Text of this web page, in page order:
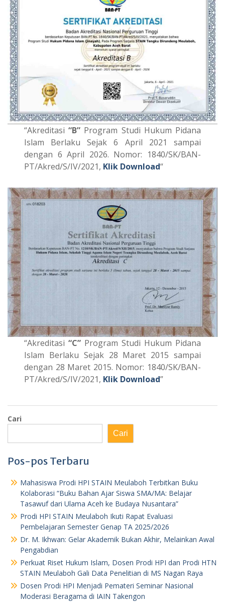
“Akreditasi“B” Program Studi Hukum Pidana
Islam Berlaku Sejak 6 April 2021 sampai
dengan 6 April 2026. Nomor: 1840/SK/BAN-
PT/Akred/S/IV/2021, Klik Download“
“Akreditasi“C” Program Studi Hukum Pidana
Islam Berlaku Sejak 28 Maret 2015 sampai
dengan 28 Maret 2015. Nomor: 1840/SK/BAN-
PT/Akred/S/IV/2021, Klik Download”
Cari
Cari
Pos-pos Terbaru
Mahasiswa Prodi HPI STAIN Meulaboh Terbitkan Buku
Kolaborasi “Buku Bahan Ajar Siswa SMA/MA: Belajar
Tasawuf dari Ulama Aceh ke Budaya Nusantara”
Prodi HPI STAIN Meulaboh Ikuti Rapat Evaluasi
Pembelajaran Semester Genap TA 2025/2026
Dr. M. Ikhwan: Gelar Akademik Bukan Akhir, Melainkan Awal
Pengabdian
Perkuat Riset Hukum Islam, Dosen Prodi HPI dan Prodi HTN
STAIN Meulaboh Gali Data Penelitian di MS Nagan Raya
Dosen Prodi HPI Menjadi Pemateri Seminar Nasional
Moderasi Beragama di IAIN Takengon